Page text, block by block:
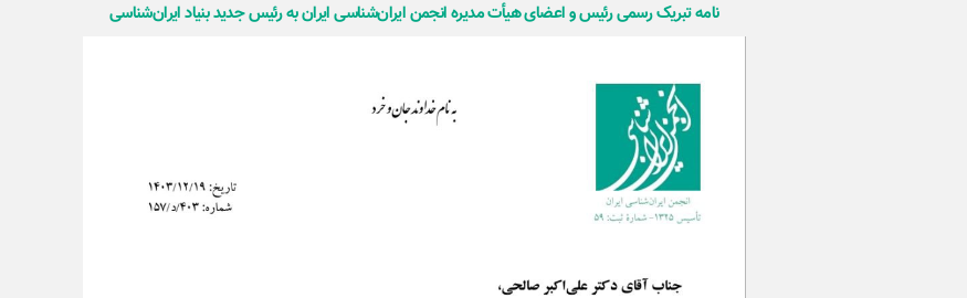
نامه تبریک رسمی رئیس و اعضای هیأت مدیره انجمن ایران‌شناسی ایران به رئیس جدید بنیاد ایران‌شناسی